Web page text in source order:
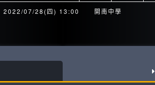
月見山Max League
BTC籃球聯盟
2022/07/28(四) 13:00 開南中學